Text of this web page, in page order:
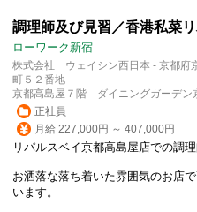
調理師及び見習／香港私菜
ローワーク新宿
株式会社 ウェイシン西日本 - 京都府
町５２番地
京都高島屋７階 ダイニングガーデン
正社員
月給 227,000円 ～ 407,000円
リパルスベイ京都高島屋店での調
お洒落な落ち着いた雰囲気のお店
います。